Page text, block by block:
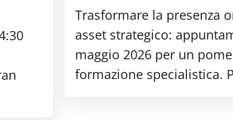
Trasformare la presenza
asset strategico:
maggio 2026 per un
formazione specialistica.